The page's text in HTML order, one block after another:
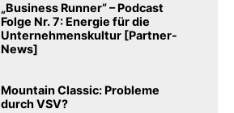
„Business Runner“ – Podcast
Folge Nr. 7: Energie für die
Unternehmenskultur [Partner-
News]
Mountain Classic: Probleme
durch VSV?